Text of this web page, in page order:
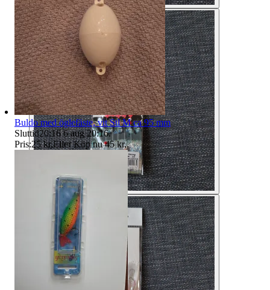
Buldo med öglefäste, vit Stl M ca 95 mm
Sluttid20:16 6 aug 20:16.
Pris:25 kr,Eller Köp nu 45 kr,.